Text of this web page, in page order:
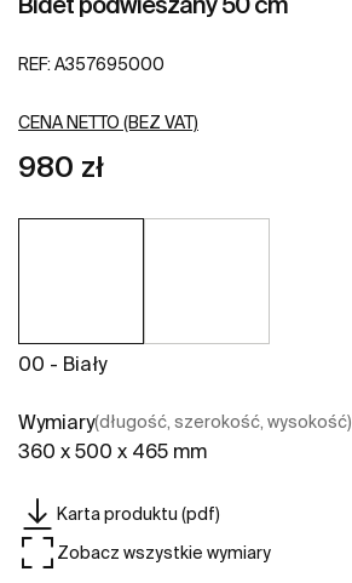
REF: A357695000
CENA NETTO (BEZ VAT)
980 zł
00 - Biały
Wymiary(długość, szerokość, wysokość)
360 x 500 x 465 mm
Karta produktu (pdf)
Zobacz wszystkie wymiary